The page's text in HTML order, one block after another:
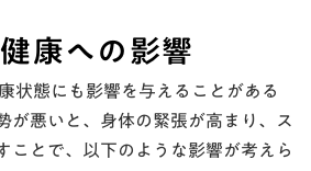
康への影響
状態にも影響を与えることがある
が悪いと、身体の緊張が高まり、ス
ことで、以下のような影響が考えら